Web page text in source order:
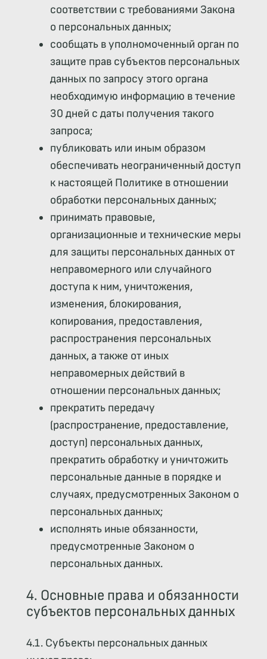
соответствии с требованиями Закона
о персональных данных;
сообщать в уполномоченный орган по
защите прав субъектов персональных
данных по запросу этого органа
необходимую информацию в течение
30 дней с даты получения такого
запроса;
публиковать или иным образом
обеспечивать неограниченный доступ
к настоящей Политике в отношении
обработки персональных данных;
принимать правовые,
организационные и технические меры
для защиты персональных данных от
неправомерного или случайного
доступа к ним, уничтожения,
изменения, блокирования,
копирования, предоставления,
распространения персональных
данных, а также от иных
неправомерных действий в
отношении персональных данных;
прекратить передачу
(распространение, предоставление,
доступ) персональных данных,
прекратить обработку и уничтожить
персональные данные в порядке и
случаях, предусмотренных Законом о
персональных данных;
исполнять иные обязанности,
предусмотренные Законом о
персональных данных.
4. Основные права и обязанности
субъектов персональных данных
4.1. Субъекты персональных данных